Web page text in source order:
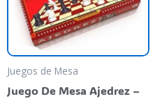
Juegos de Mesa
Juego De Mesa Ajedrez –